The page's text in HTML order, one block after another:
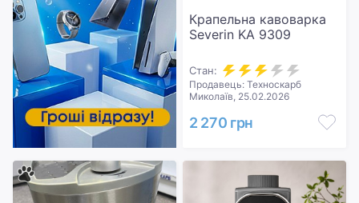
Крапельна кавоварка
Severin KA 9309
Стан:
Продавець: Техноскарб
Миколаїв, 25.02.2026
2 270 грн